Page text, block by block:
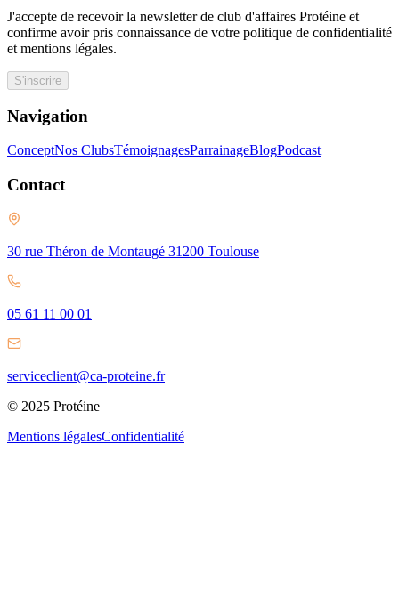
J'accepte de recevoir la newsletter de club d'affaires Protéine et
confirme avoir pris connaissance de votre politique de confidentialité
et mentions légales.
S'inscrire
Navigation
ConceptNos ClubsTémoignagesParrainageBlogPodcast
Contact
30 rue Théron de Montaugé 31200 Toulouse
05 61 11 00 01
serviceclient@ca-proteine.fr
© 2025 Protéine
Mentions légalesConfidentialité